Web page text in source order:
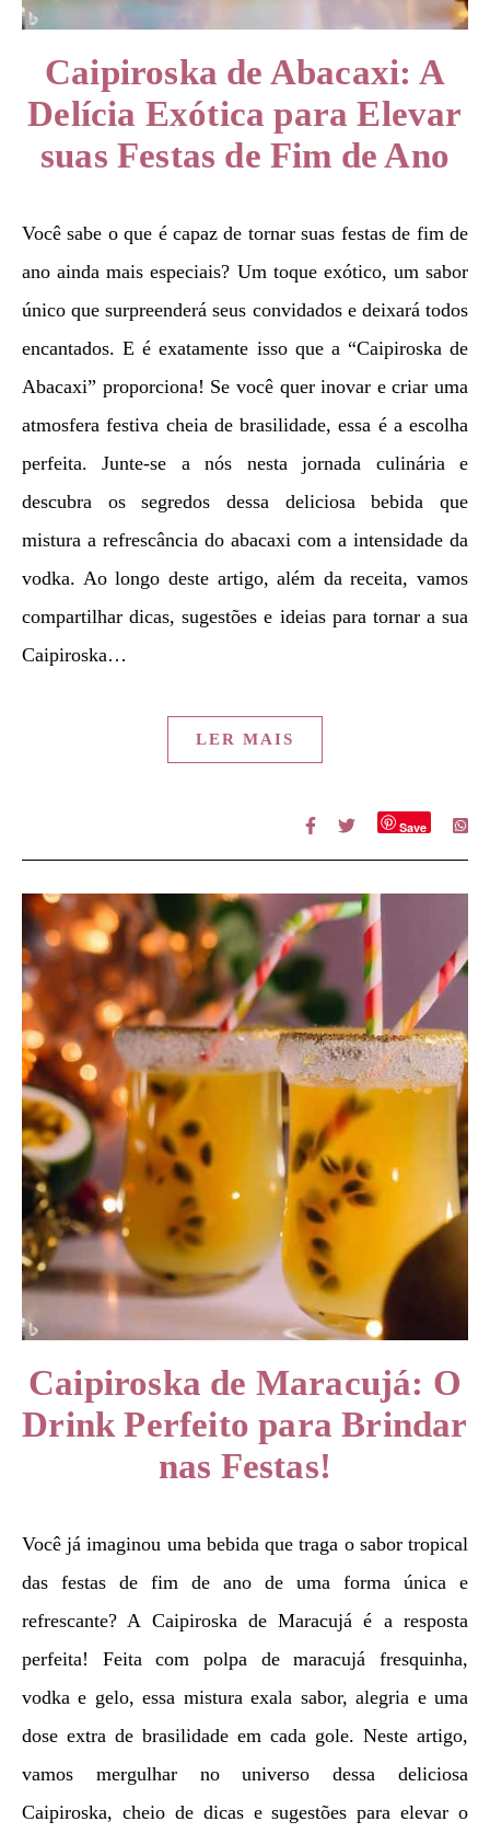
Caipiroska de Abacaxi: A
Delícia Exótica para Elevar
suas Festas de Fim de Ano
Você sabe o que é capaz de tornar suas festas de fim de
ano ainda mais especiais? Um toque exótico, um sabor
único que surpreenderá seus convidados e deixará todos
encantados. E é exatamente isso que a “Caipiroska de
Abacaxi” proporciona! Se você quer inovar e criar uma
atmosfera festiva cheia de brasilidade, essa é a escolha
perfeita. Junte-se a nós nesta jornada culinária e
descubra os segredos dessa deliciosa bebida que
mistura a refrescância do abacaxi com a intensidade da
vodka. Ao longo deste artigo, além da receita, vamos
compartilhar dicas, sugestões e ideias para tornar a sua
Caipiroska…
LER MAIS
Save
Caipiroska de Maracujá: O
Drink Perfeito para Brindar
nas Festas!
Você já imaginou uma bebida que traga o sabor tropical
das festas de fim de ano de uma forma única e
refrescante? A Caipiroska de Maracujá é a resposta
perfeita! Feita com polpa de maracujá fresquinha,
vodka e gelo, essa mistura exala sabor, alegria e uma
dose extra de brasilidade em cada gole. Neste artigo,
vamos mergulhar no universo dessa deliciosa
Caipiroska, cheio de dicas e sugestões para elevar o